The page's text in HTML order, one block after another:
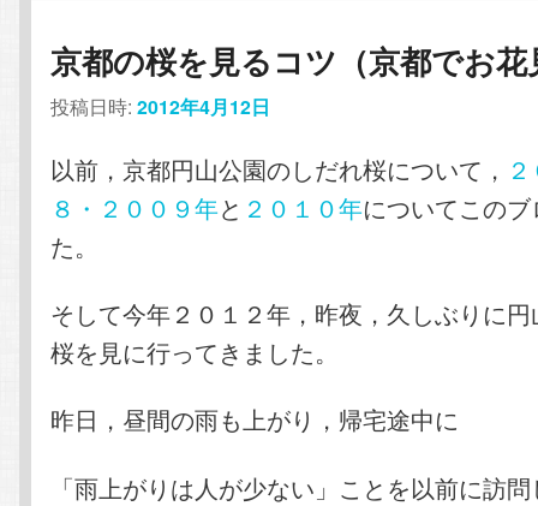
コ
ン
テ
へ
ン
テ
ン
移
京都の桜を見るコツ（京都でお花
投稿日時:2012年4月12日
以前，京都円山公園のしだれ桜について，
８・２００９年と ２０１０年についてこの
た。
そして今年２０１２年，昨夜，久しぶりに
桜を見に行ってきました。
昨日，昼間の雨も上がり，帰宅途中に
「雨上がりは人が少ない」ことを以前に訪